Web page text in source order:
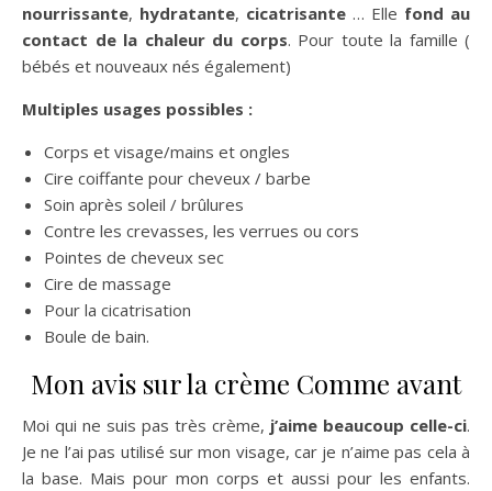
nourrissante, hydratante, cicatrisante … Elle fond au
contact de la chaleur du corps. Pour toute la famille (
bébés et nouveaux nés également)
Multiples usages possibles :
Corps et visage/mains et ongles
Cire coiffante pour cheveux / barbe
Soin après soleil / brûlures
Contre les crevasses, les verrues ou cors
Pointes de cheveux sec
Cire de massage
Pour la cicatrisation
Boule de bain.
Mon avis sur la crème Comme avant
Moi qui ne suis pas très crème, j’aime beaucoup celle-ci.
Je ne l’ai pas utilisé sur mon visage, car je n’aime pas cela à
la base. Mais pour mon corps et aussi pour les enfants.